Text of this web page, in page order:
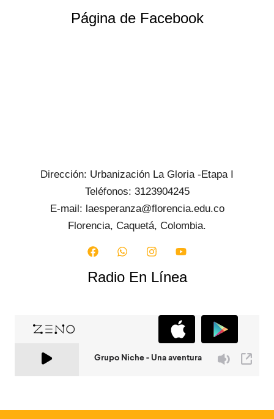
Página de Facebook
Dirección: Urbanización La Gloria -Etapa I
Teléfonos: 3123904245
E-mail: laesperanza@florencia.edu.co
Florencia, Caquetá, Colombia.
Radio En Línea